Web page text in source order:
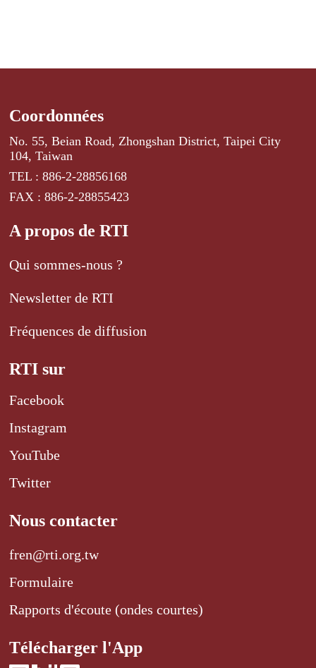
Coordonnées
No. 55, Beian Road, Zhongshan District, Taipei City
104, Taiwan
TEL : 886-2-28856168
FAX : 886-2-28855423
A propos de RTI
Qui sommes-nous ?
Newsletter de RTI
Fréquences de diffusion
RTI sur
Facebook
Instagram
YouTube
Twitter
Nous contacter
fren@rti.org.tw
Formulaire
Rapports d'écoute (ondes courtes)
Télécharger l'App